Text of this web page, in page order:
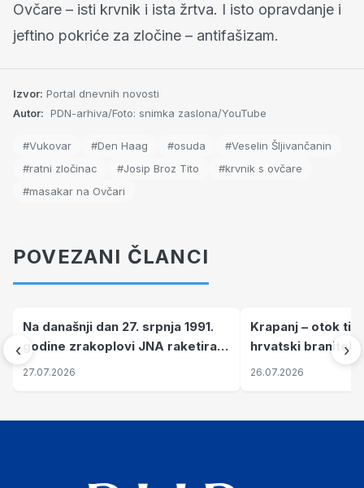
Ovčare – isti krvnik i ista žrtva. I isto opravdanje i
jeftino pokriće za zločine – antifašizam.
Izvor: Portal dnevnih novosti
Autor: PDN-arhiva/Foto: snimka zaslona/YouTube
#Vukovar #Den Haag #osuda
#Veselin Šljivančanin
#ratni zločinac
#Josip Broz Tito
#krvnik s ovčare
#masakar na Ovčari
POVEZANI ČLANCI
‹
Na današnji dan 27. srpnja 1991.
godine zrakoplovi JNA raketirali
su vojarnu i obučni centar "Nikola
27.07.2026
Krapanj – otok
hrvatski branitelji
pronalaze mir
26.07.2026
›